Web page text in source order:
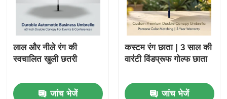
यूवी प्रतिरोधी छत्र
बच्चों की छतरियाँ
समुद्र तट छाता
लाल और नीले रंग की
स्वचालित खुली छतरी
जांच भेजें
कस्टम रंग छाता | 3 साल की
वारंटी विंडप्रूफ गोल्फ छाता
जांच भेजें